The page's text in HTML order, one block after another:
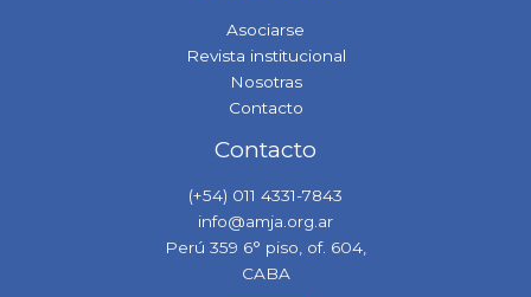
Asociarse
Revista institucional
Nosotras
Contacto
Contacto
(+54) 011 4331-7843
info@amja.org.ar
Perú 359 6° piso, of. 604,
CABA